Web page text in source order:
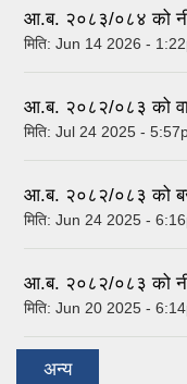
आ.ब. २०८३/०८४ को
मिति: Jun 14 2026 -
आ.ब. २०८२/०८३ को
मिति: Jul 24 2025 -
आ.ब. २०८२/०८३ को
मिति: Jun 24 2025 -
आ.ब. २०८२/०८३ को
मिति: Jun 20 2025 -
अन्य